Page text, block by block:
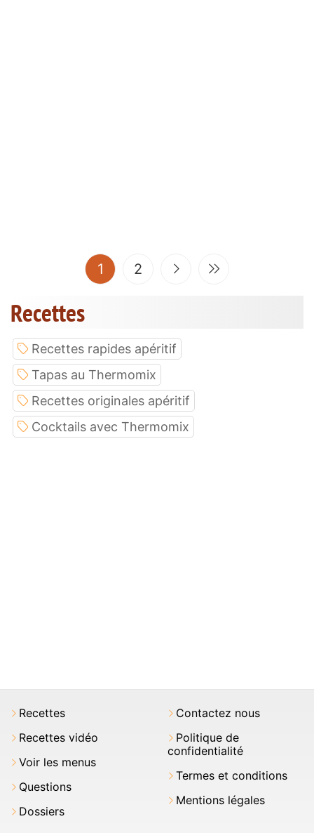
1 (current)
2
Recettes
Recettes rapides apéritif
Tapas au Thermomix
Recettes originales apéritif
Cocktails avec Thermomix
Recettes
Recettes vidéo
Voir les menus
Questions
Dossiers
Contactez nous
Politique de
confidentialité
Termes et conditions
Mentions légales